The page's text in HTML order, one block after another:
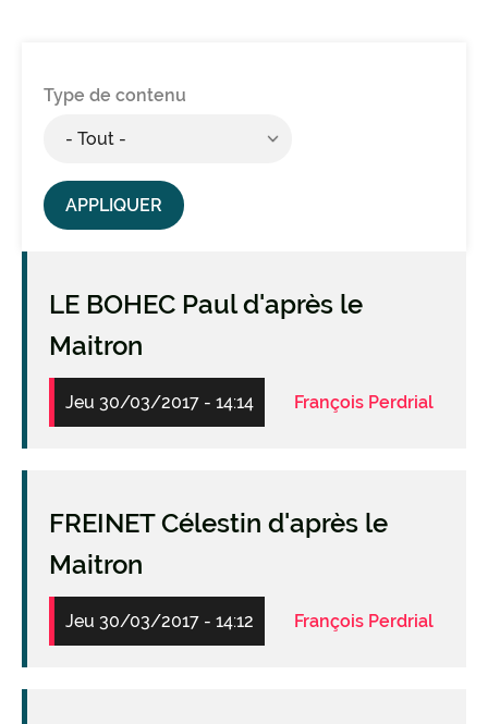
Type de contenu
LE BOHEC Paul d'après le
Maitron
Jeu 30/03/2017 - 14:14 François Perdrial
FREINET Célestin d'après le
Maitron
Jeu 30/03/2017 - 14:12 François Perdrial